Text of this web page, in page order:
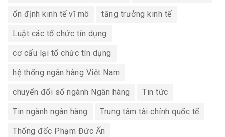
ổn định kinh tế vĩ mô tăng trưởng kinh tế
Luật các tổ chức tín dụng
cơ cấu lại tổ chức tín dụng
hệ thống ngân hàng Việt Nam
chuyển đổi số ngành Ngân hàng Tin tức
Tin ngành ngân hàng Trung tâm tài chính quốc tế
Thống đốc Phạm Đức Ấn